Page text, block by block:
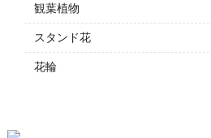
観葉植物
スタンド花
花輪